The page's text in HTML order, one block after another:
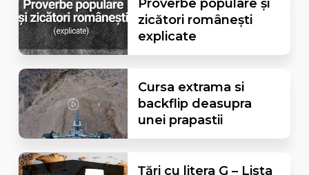
Proverbe populare și
zicători românești
explicate
Cursa extrama si
backflip deasupra
unei prapastii
Țări cu litera G – Lista